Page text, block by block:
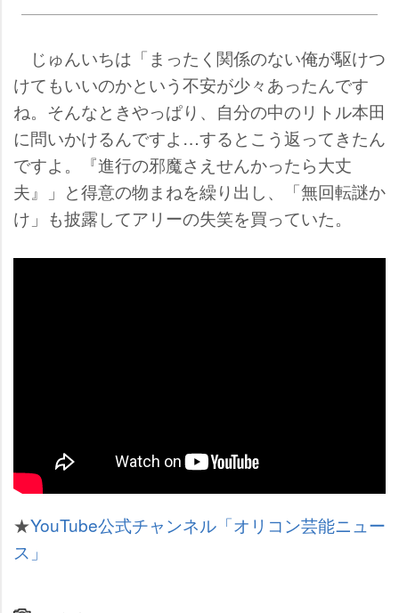
じゅんいちは「まったく関係のない俺が駆けつ
けてもいいのかという不安が少々あったんです
ね。そんなときやっぱり、自分の中のリトル本田
に問いかけるんですよ…するとこう返ってきたん
ですよ。『進行の邪魔さえせんかったら大丈
夫』」と得意の物まねを繰り出し、「無回転謎か
け」も披露してアリーの失笑を買っていた。
★YouTube公式チャンネル「オリコン芸能ニュー
ス」